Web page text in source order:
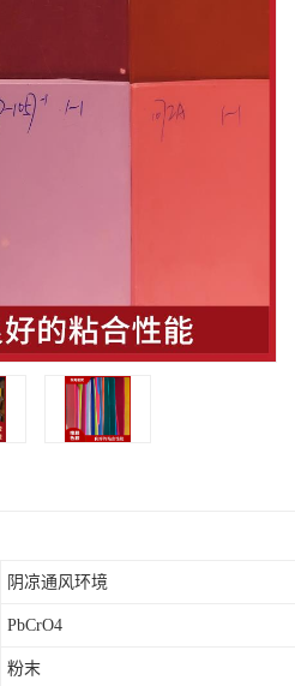
阴凉通风环境
PbCrO4
粉末